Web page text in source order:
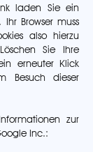
laden Sie ein
Ihr Browser muss
also hierzu
Sie Ihre
erneuter Klick
Besuch dieser
zur
Inc.: